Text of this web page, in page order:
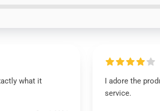
what it
I adore the
service.